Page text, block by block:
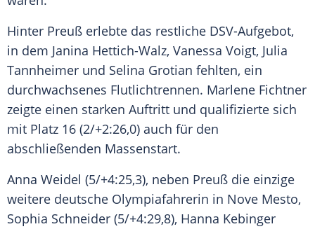
Hinter Preuß erlebte das restliche DSV-Aufgebot,
in dem Janina Hettich-Walz, Vanessa Voigt, Julia
Tannheimer und Selina Grotian fehlten, ein
durchwachsenes Flutlichtrennen. Marlene Fichtner
zeigte einen starken Auftritt und qualifizierte sich
mit Platz 16 (2/+2:26,0) auch für den
abschließenden Massenstart.
Anna Weidel (5/+4:25,3), neben Preuß die einzige
weitere deutsche Olympiafahrerin in Nove Mesto,
Sophia Schneider (5/+4:29,8), Hanna Kebinger